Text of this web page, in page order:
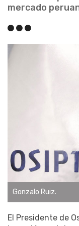
mercado
Gonzalo Ruiz.
El Presidente de